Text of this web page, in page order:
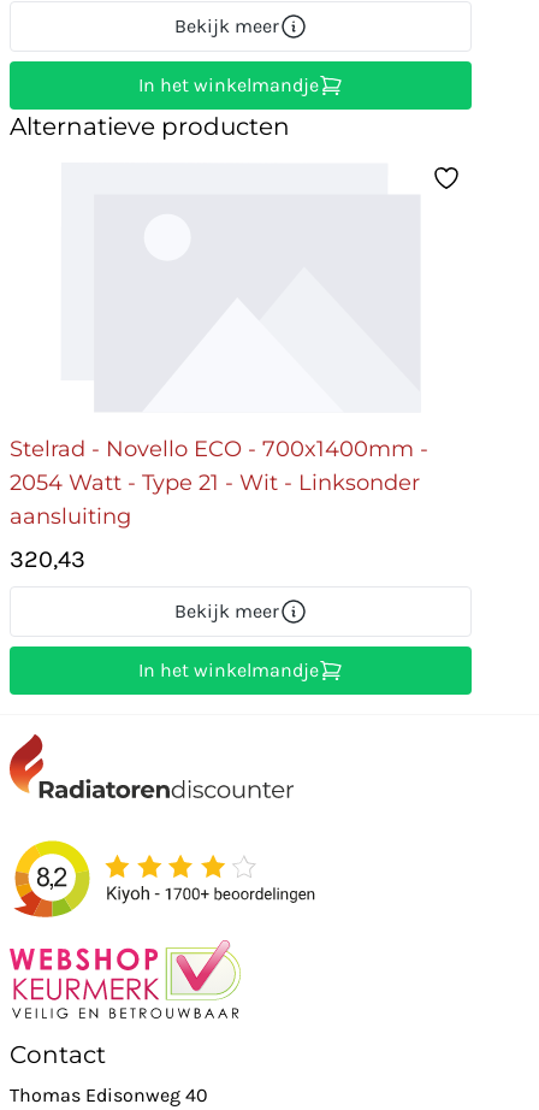
Bekijk meer
In het winkelmandje
Alternatieve producten
Stelrad - Novello ECO - 700x1400mm -
2054 Watt - Type 21 - Wit - Linksonder
aansluiting
320,43
Bekijk meer
In het winkelmandje
Contact
Thomas Edisonweg 40